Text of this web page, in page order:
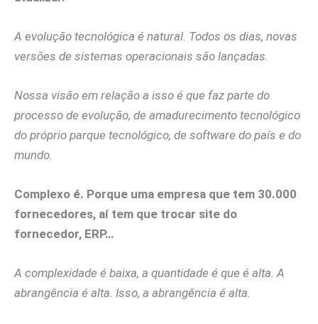
A evolução tecnológica é natural. Todos os dias, novas
versões de sistemas operacionais são lançadas.
Nossa visão em relação a isso é que faz parte do
processo de evolução, de amadurecimento tecnológico
do próprio parque tecnológico, de software do país e do
mundo.
Complexo é. Porque uma empresa que tem 30.000
fornecedores, aí tem que trocar site do
fornecedor, ERP…
A complexidade é baixa, a quantidade é que é alta. A
abrangência é alta. Isso, a abrangência é alta.